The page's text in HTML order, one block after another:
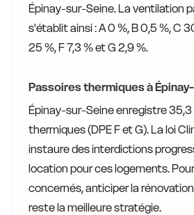
Épinay-sur-Seine. La ventilation
s'établit ainsi : A 0 %, B 0,5 %, C
25 %, F 7,3 % et G 2,9 %.
Passoires thermiques à
Épinay-sur-Seine enregistre 35,3
thermiques (DPE F et G). La loi
instaure des interdictions
location pour ces logements.
concernés, anticiper la
reste la meilleure stratégie.